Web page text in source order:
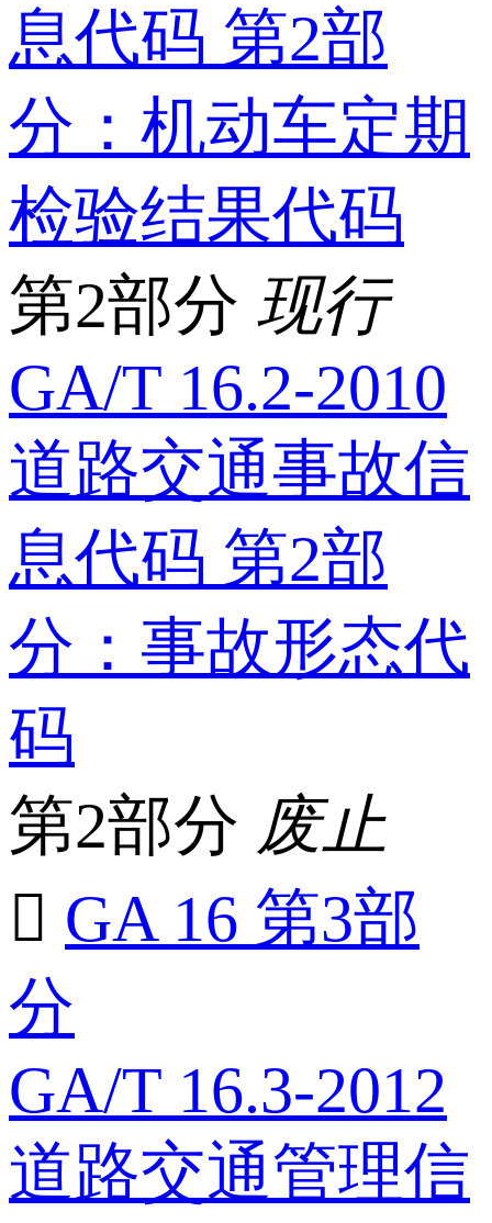
息代码 第2部
分：机动车定期
检验结果代码
第2部分 现行
GA/T 16.2-2010
道路交通事故信
息代码 第2部
分：事故形态代
码
第2部分 废止
 GA 16 第3部
分
GA/T 16.3-2012
道路交通管理信